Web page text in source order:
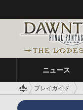
ニュース
プレイガイド